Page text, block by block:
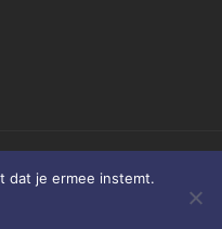
dat je ermee instemt.